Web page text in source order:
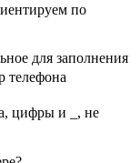
по
для заполнения
телефона
цифры и _, не